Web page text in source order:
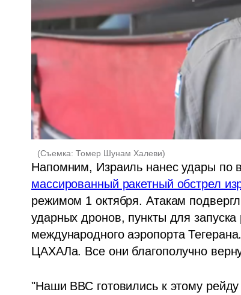
(Съемка: Томер Шунам Халеви)
массированный ракетный обстрел
режимом 1 октября. Атакам
ударных дронов, пункты для
международного аэропорта
ЦАХАЛа. Все они благополучно
"Наши ВВС готовились к этому